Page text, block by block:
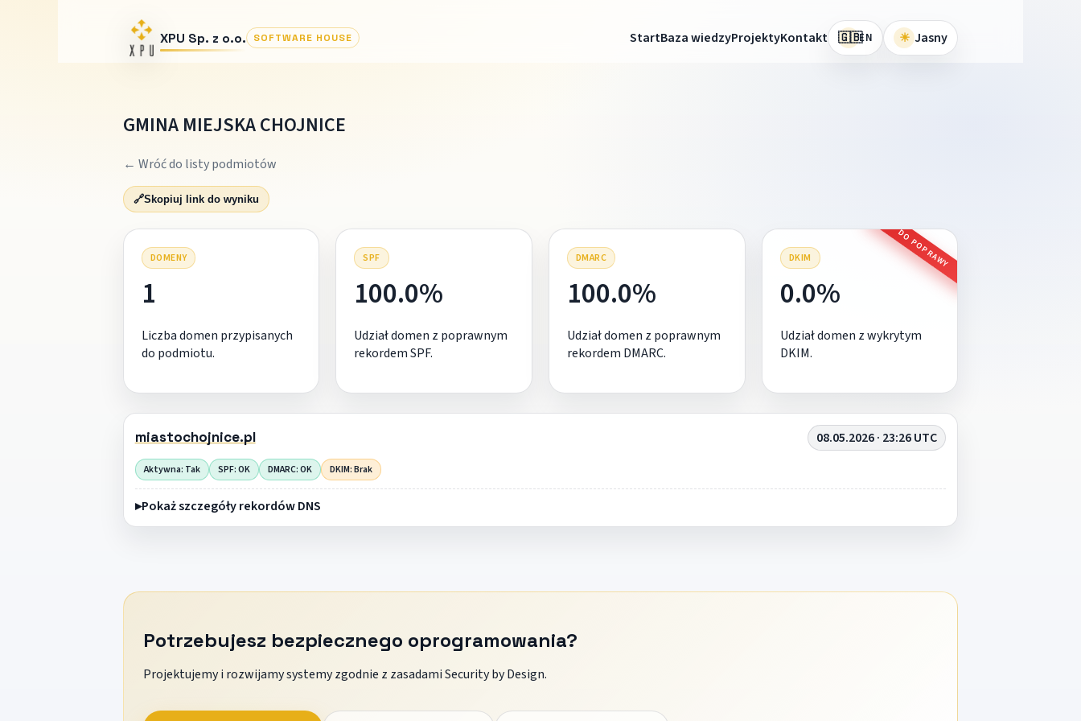
XPU Sp. z o.o. SOFTWARE HOUSE StartBaza wiedzyProjektyKontakt 🇬🇧EN ☀ Jasny
GMINA MIEJSKA CHOJNICE
← Wróć do listy podmiotów
🔗Skopiuj link do wyniku
DOMENY
1
Liczba domen przypisanych
do podmiotu.
SPF
100.0%
Udział domen z poprawnym
rekordem SPF.
DMARC
100.0%
Udział domen z poprawnym
rekordem DMARC.
DKIM DO POPRAWY
0.0%
Udział domen z wykrytym
DKIM.
miastochojnice.pl 08.05.2026 · 23:26 UTC
Aktywna: Tak SPF: OK DMARC: OK DKIM: Brak
Pokaż szczegóły rekordów DNS
Potrzebujesz bezpiecznego oprogramowania?
Projektujemy i rozwijamy systemy zgodnie z zasadami Security by Design.